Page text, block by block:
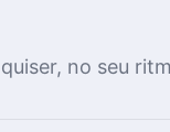
no seu